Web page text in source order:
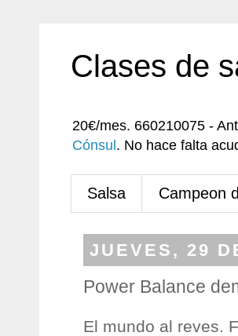
Clases de
20€/mes. 660210075 -
Cónsul . No hace falta
Salsa Campeon
JUEVES, 29
Power Balance
El mundo al reves.